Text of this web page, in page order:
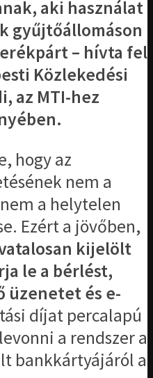
aki használat
gyűjtőállomáson
– hívta fel
Közlekedési
az MTI-hez
hogy az
nem a
a helytelen
Ezért a jövőben,
kijelölt
le a bérlést,
üzenetet és e-
díjat percalapú
a rendszer a
bankkártyájáról a